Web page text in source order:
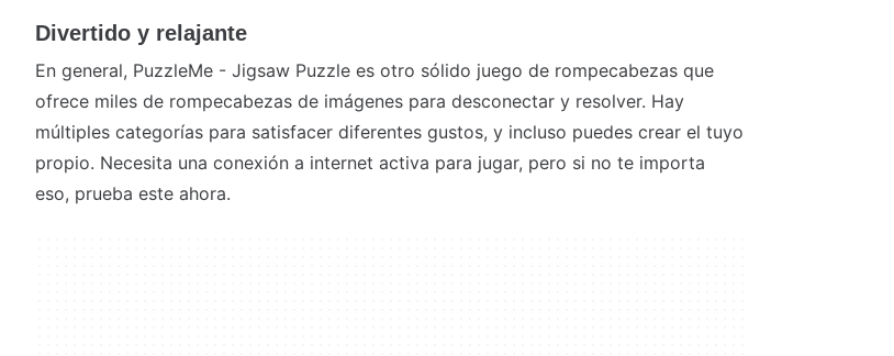
Divertido y relajante
En general, PuzzleMe - Jigsaw Puzzle es otro sólido juego de rompecabezas que
ofrece miles de rompecabezas de imágenes para desconectar y resolver. Hay
múltiples categorías para satisfacer diferentes gustos, y incluso puedes crear el tuyo
propio. Necesita una conexión a internet activa para jugar, pero si no te importa
eso, prueba este ahora.